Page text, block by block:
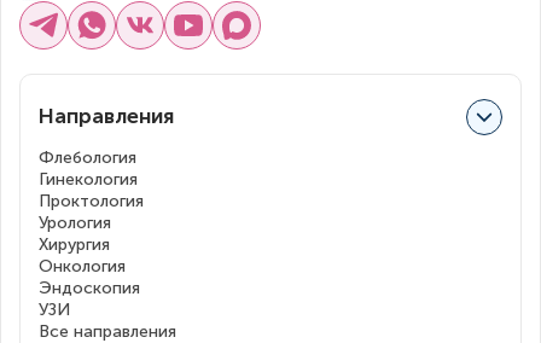
Направления
Флебология
Гинекология
Проктология
Урология
Хирургия
Онкология
Эндоскопия
УЗИ
Все направления